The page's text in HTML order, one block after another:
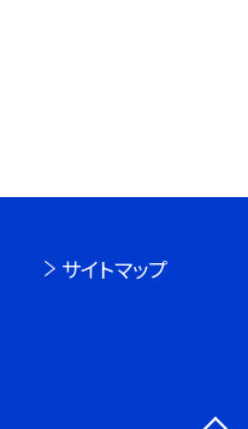
サイトマップ